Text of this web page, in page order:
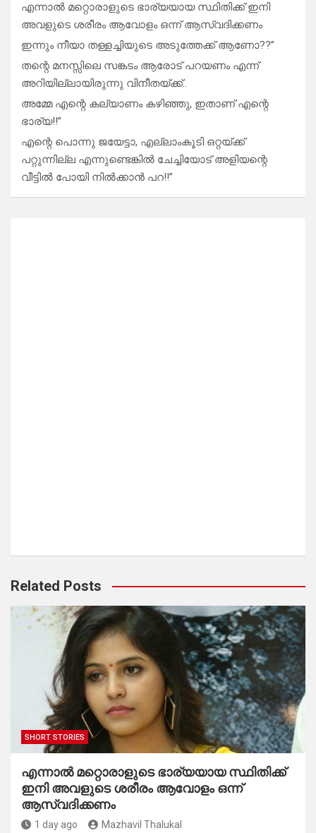
എന്നാൽ മറ്റൊരാളുടെ ഭാര്യയായ സ്ഥിതിക്ക് ഇനി
അവളുടെ ശരീരം ആവോളം ഒന്ന് ആസ്വദിക്കണം
ഇന്നും നീയാ തള്ളച്ചിയുടെ അടുത്തേക്ക് ആണോ??”
തന്റെ മനസ്സിലെ സങ്കടം ആരോട് പറയണം എന്ന്
അറിയില്ലായിരുന്നു വിനീതയ്ക്ക്..
അമ്മേ എന്റെ കല്യാണം കഴിഞ്ഞു, ഇതാണ് എന്റെ
ഭാര്യ!!”
എന്റെ പൊന്നു ജയേട്ടാ, എല്ലാംകൂടി ഒറ്റയ്ക്ക്
പറ്റുന്നില്ല എന്നുണ്ടെങ്കിൽ ചേച്ചിയോട് അളിയന്റെ
വീട്ടിൽ പോയി നിൽക്കാൻ പറ!!”
Related Posts
SHORT STORIES
എന്നാൽ മറ്റൊരാളുടെ ഭാര്യയായ സ്ഥിതിക്ക്
ഇനി അവളുടെ ശരീരം ആവോളം ഒന്ന്
ആസ്വദിക്കണം
1 day ago Mazhavil Thalukal